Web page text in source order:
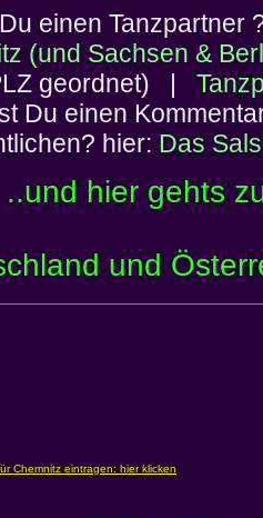
einen
(und Sachsen &
geordnet) |
Du einen
hier: Das
..und hier gehts
und